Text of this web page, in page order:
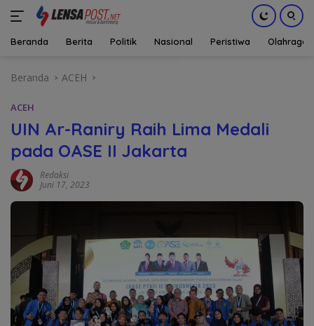
Beranda Berita Politik Nasional Peristiwa Olahraga
Beranda ACEH
ACEH
UIN Ar-Raniry Raih Lima Medali
pada OASE II Jakarta
Redaksi
Juni 17, 2023